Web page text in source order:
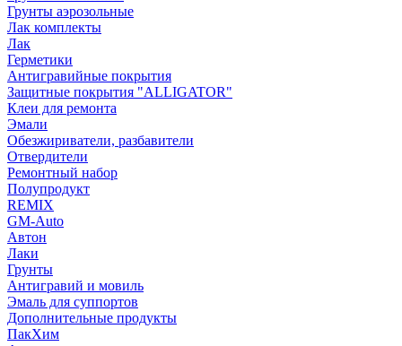
Грунты аэрозольные
Лак комплекты
Лак
Герметики
Антигравийные покрытия
Защитные покрытия "ALLIGATOR"
Клеи для ремонта
Эмали
Обезжириватели, разбавители
Отвердители
Ремонтный набор
Полупродукт
REMIX
GM-Auto
Автон
Лаки
Грунты
Антигравий и мовиль
Эмаль для суппортов
Дополнительные продукты
ПакХим